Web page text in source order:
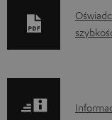
D
o
m
I